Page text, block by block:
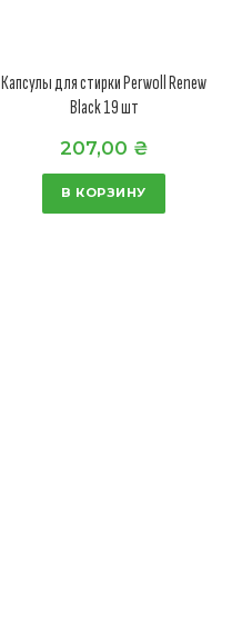
Капсулы для стирки Perwoll Renew
Black 19 шт
207,00 ₴
В КОРЗИНУ